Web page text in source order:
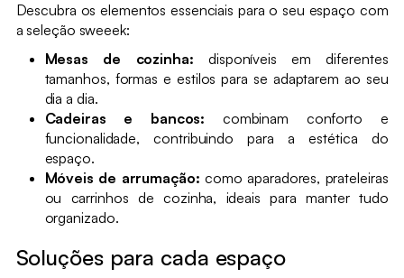
Descubra os elementos essenciais para o seu espaço com
a seleção sweeek:
Mesas de cozinha: disponíveis em diferentes
tamanhos, formas e estilos para se adaptarem ao seu
dia a dia.
Cadeiras e bancos: combinam conforto e
funcionalidade, contribuindo para a estética do
espaço.
Móveis de arrumação: como aparadores, prateleiras
ou carrinhos de cozinha, ideais para manter tudo
organizado.
Soluções para cada espaço